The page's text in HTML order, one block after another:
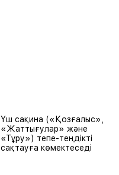
Үш сақина («Қозғалыс»,
«Жаттығулар» және
«Тұру») тепе-теңдікті
сақтауға көмектеседі